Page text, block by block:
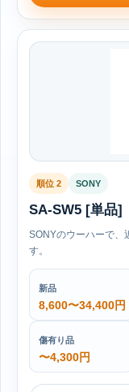
順位 2 SONY
SA-SW5 [単品]
SONYのウーハーで、
す。
新品
8,600〜34,400円
傷有り品
〜4,300円